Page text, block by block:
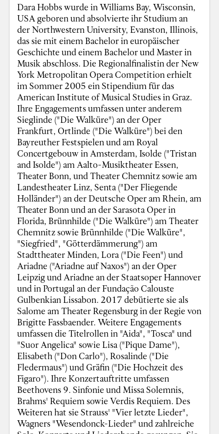
Dara Hobbs wurde in Williams Bay, Wisconsin,
USA geboren und absolvierte ihr Studium an
der Northwestern University, Evanston, Illinois,
das sie mit einem Bachelor in europäischer
Geschichte und einem Bachelor und Master in
Musik abschloss. Die Regionalfinalistin der New
York Metropolitan Opera Competition erhielt
im Sommer 2005 ein Stipendium für das
American Institute of Musical Studies in Graz.
Ihre Engagements umfassen unter anderem
Sieglinde ("Die Walküre") an der Oper
Frankfurt, Ortlinde ("Die Walküre") bei den
Bayreuther Festspielen und am Royal
Concertgebouw in Amsterdam, Isolde ("Tristan
and Isolde") am Aalto-Musiktheater Essen,
Theater Bonn, und Theater Chemnitz sowie am
Landestheater Linz, Senta ("Der Fliegende
Holländer") an der Deutsche Oper am Rhein, am
Theater Bonn und an der Sarasota Oper in
Florida, Brünnhilde ("Die Walküre") am Theater
Chemnitz sowie Brünnhilde ("Die Walküre",
"Siegfried", "Götterdämmerung") am
Stadttheater Minden, Lora ("Die Feen") und
Ariadne ("Ariadne auf Naxos") an der Oper
Leipzig und Ariadne an der Staatsoper Hannover
und in Portugal an der Fundação Calouste
Gulbenkian Lissabon. 2017 debütierte sie als
Salome am Theater Regensburg in der Regie von
Brigitte Fassbaender. Weitere Engagements
umfassen die Titelrollen in "Aida", "Tosca" und
"Suor Angelica" sowie Lisa ("Pique Dame"),
Elisabeth ("Don Carlo"), Rosalinde ("Die
Fledermaus") und Gräfin ("Die Hochzeit des
Figaro"). Ihre Konzertauftritte umfassen
Beethovens 9. Sinfonie und Missa Solemnis,
Brahms' Requiem sowie Verdis Requiem. Des
Weiteren hat sie Strauss' "Vier letzte Lieder",
Wagners "Wesendonck-Lieder" und zahlreiche